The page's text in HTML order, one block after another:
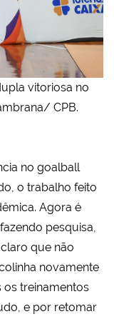
vitoriosa no
CPB.
no goalball
o trabalho feito
Agora é
pesquisa,
que não
novamente
os treinamentos
e por retomar